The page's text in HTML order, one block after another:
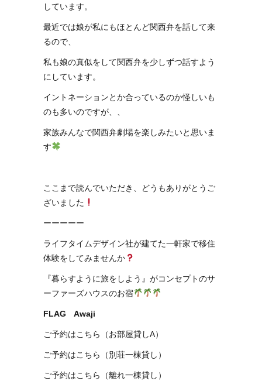
しています。
最近では娘が私にもほとんど関西弁を話して来
るので、
私も娘の真似をして関西弁を少しずつ話すよう
にしています。
イントネーションとか合っているのか怪しいも
のも多いのですが、、
家族みんなで関西弁劇場を楽しみたいと思いま
す
ここまで読んでいただき、どうもありがとうご
ざいました
ーーーーー
ライフタイムデザイン社が建てた一軒家で移住
体験をしてみませんか
『暮らすように旅をしよう』がコンセプトのサ
ーファーズハウスのお宿
FLAG Awaji
ご予約はこちら（お部屋貸しA）
ご予約はこちら（別荘一棟貸し）
ご予約はこちら（離れ一棟貸し）